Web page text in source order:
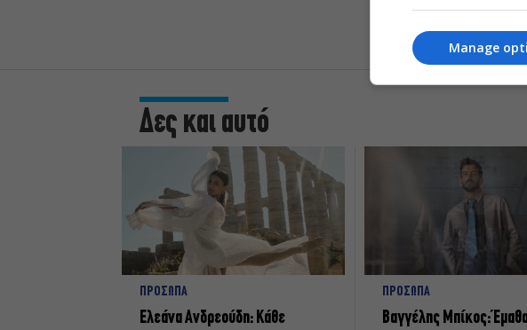
Δες και αυτό
ΠΡΟΣΩΠΑ
Ελεάνα Ανδρεούδη: Κάθε
ΠΡΟΣΩΠΑ
Βαγγέλης Μπίκος:
Manage